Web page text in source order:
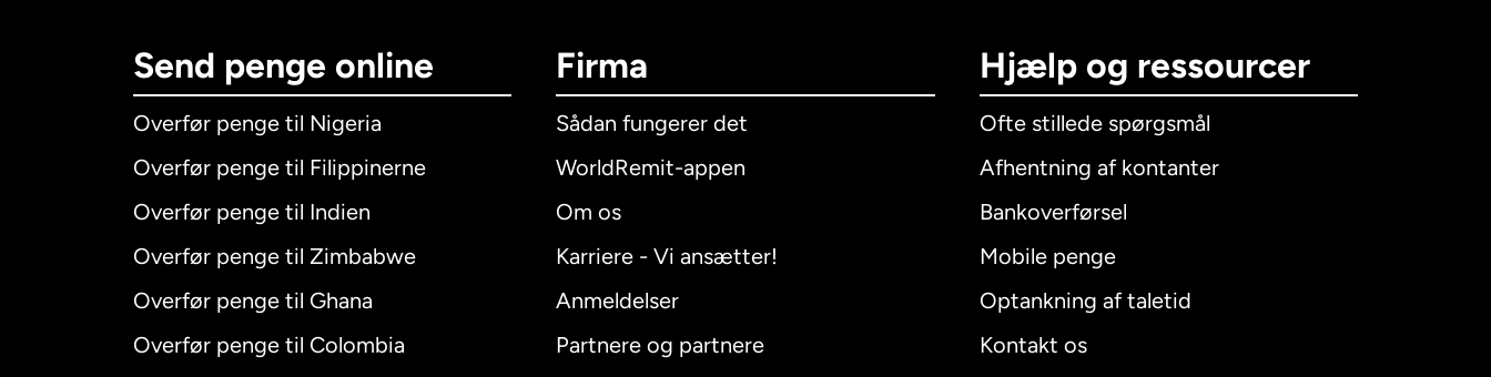
Send penge online
Overfør penge til Nigeria
Overfør penge til Filippinerne
Overfør penge til Indien
Overfør penge til Zimbabwe
Overfør penge til Ghana
Overfør penge til Colombia
Firma
Sådan fungerer det
WorldRemit-appen
Om os
Karriere - Vi ansætter!
Anmeldelser
Partnere og partnere
Hjælp og ressourcer
Ofte stillede spørgsmål
Afhentning af kontanter
Bankoverførsel
Mobile penge
Optankning af taletid
Kontakt os